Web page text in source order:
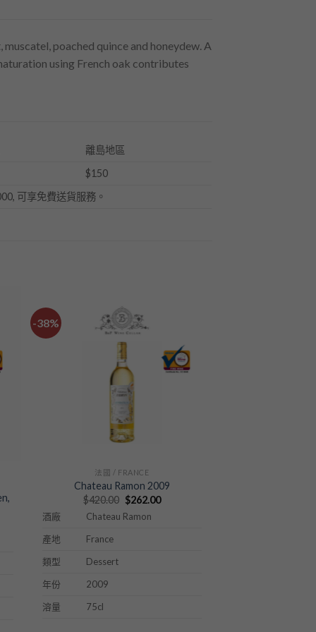
poached quince and honeydew. A
using French oak contributes
離島地區
$150
可享免費送貨服務。
-38%
法國 / FRANCE
Chateau Ramon 2009
$420.00 Original
price
was:
$262.00Current
酒廠 Chateau Ramon
產地 France
類型 Dessert
年份 2009
溶量 75cl